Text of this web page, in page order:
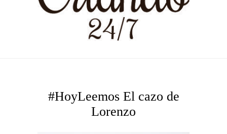
#HoyLeemos El cazo de
Lorenzo